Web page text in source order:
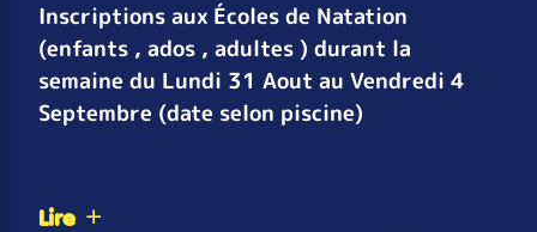
Inscriptions aux Écoles de Natation
(enfants , ados , adultes ) durant la
semaine du Lundi 31 Aout au Vendredi 4
Septembre (date selon piscine)
Lire